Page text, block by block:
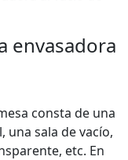
envasadora
consta de una
una sala de vacío,
etc. En